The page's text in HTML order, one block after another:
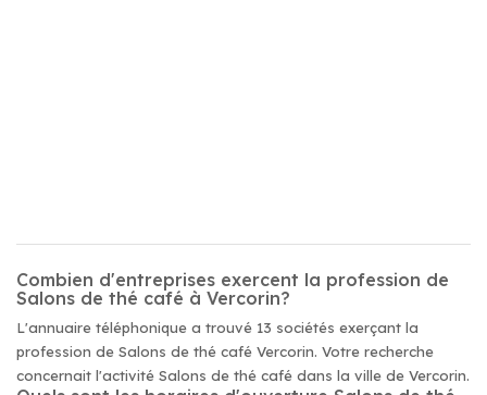
Combien d'entreprises exercent la profession de
Salons de thé café à Vercorin?
L'annuaire téléphonique a trouvé 13 sociétés exerçant la
profession de Salons de thé café Vercorin. Votre recherche
concernait l'activité Salons de thé café dans la ville de Vercorin.